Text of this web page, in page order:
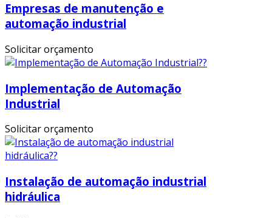
Empresas de manutenção e
automação industrial
Solicitar orçamento
Implementação de Automação
Industrial
Solicitar orçamento
Instalação de automação industrial
hidráulica